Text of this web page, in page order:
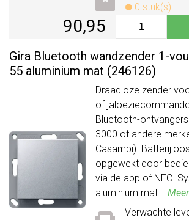
0 stuk(s)
90,95 +
-
Gira Bluetooth wandzender 1-
55 aluminium mat (246126)
Draadloze zender
of
Bluetooth-
3000 of andere
Casambi).
opgewekt door
via de app of NFC.
aluminium mat...
Verwachte